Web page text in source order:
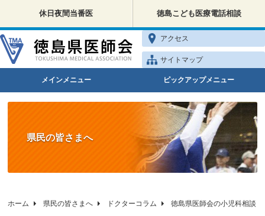
休日夜間当番医 徳島こども医療電話相談
アクセス
サイトマップ
メインメニュー ピックアップメニュー
県民の皆さまへ
ホーム 県民の皆さまへ ドクターコラム 徳島県医師会の小児科相談